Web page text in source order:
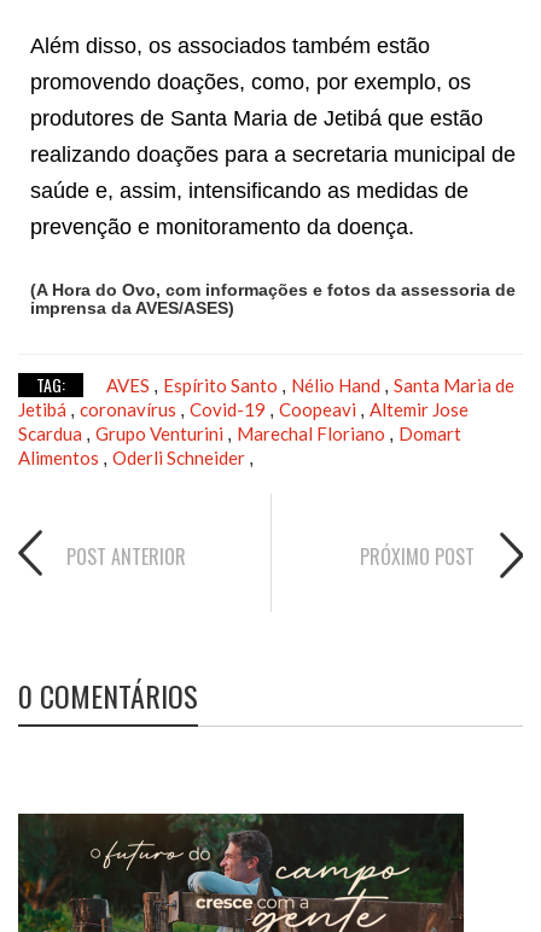
Além disso, os associados também estão
promovendo doações, como, por exemplo, os
produtores de Santa Maria de Jetibá que estão
realizando doações para a secretaria municipal de
saúde e, assim, intensificando as medidas de
prevenção e monitoramento da doença.
(A Hora do Ovo, com informações e fotos da assessoria de
imprensa da AVES/ASES)
TAG: AVES , Espírito Santo , Nélio Hand , Santa Maria de
Jetibá , coronavírus , Covid-19 , Coopeavi , Altemir Jose
Scardua , Grupo Venturini , Marechal Floriano , Domart
Alimentos , Oderli Schneider ,
POST ANTERIOR PRÓXIMO POST
0 COMENTÁRIOS